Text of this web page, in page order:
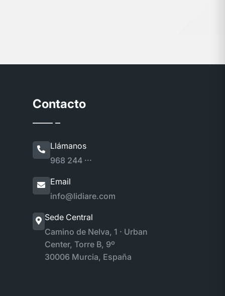
Contacto
Llámanos
968 244 ···
Email
info@lidiare.com
Sede Central
Camino de Nelva, 1 · Urban
Center, Torre B, 9º
30006 Murcia, España